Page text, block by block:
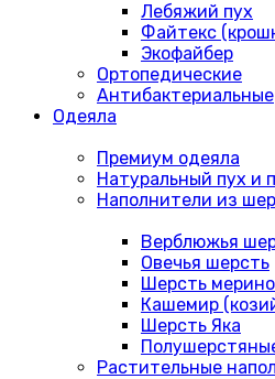
Лебяжий пух
Файтекс
Экофайбер
Ортопедические
Антибактериальные
Одеяла
Премиум одеяла
Натуральный пух и
Наполнители из
Верблюжья
Овечья шерсть
Шерсть
Кашемир
Шерсть Яка
Растительные